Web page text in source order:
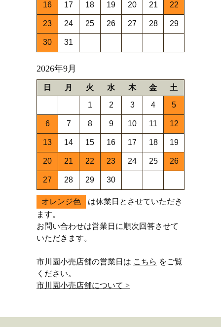
16 17 18 19 20 21 22
23 24 25 26 27 28 29
30 31
2026年9月
日 月 火 水 木 金 土
1 2 3 4 5
6 7 8 9 10 11 12
13 14 15 16 17 18 19
20 21 22 23 24 25 26
27 28 29 30
オレンジ色
は休業日とさせていただき
ます。
お問い合わせは営業日に順次回答させて
いただきます。
市川園小売店舗の営業日は こちら をご覧
ください。
市川園小売店舗について >